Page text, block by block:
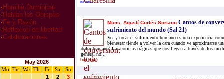
· Homilia Dominical
· Hablan los Obispos
· Fe y Razón
· Reflexion en libertad
·Colaboraciones
May 2026
Mo
Tu We Th Fr Sa
Su
1
2
3
leer mas...
Mons. Agustí Cortés Soriano Cantos de
sufrimiento del mundo (Sal 21)
Ver y tocar el sufrimiento humano es una experiencia
bienestar tiende a volver la cara cuando ve aproximarse
dolor humano. Las noticias trágicas que nos llegan a través de los
general no...
Leer mas...